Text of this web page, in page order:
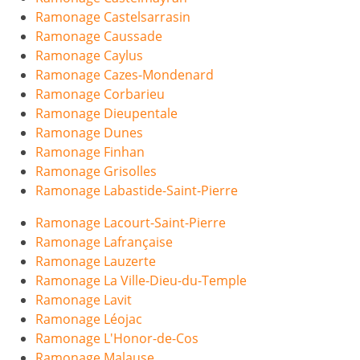
Ramonage Castelsarrasin
Ramonage Caussade
Ramonage Caylus
Ramonage Cazes-Mondenard
Ramonage Corbarieu
Ramonage Dieupentale
Ramonage Dunes
Ramonage Finhan
Ramonage Grisolles
Ramonage Labastide-Saint-Pierre
Ramonage Lacourt-Saint-Pierre
Ramonage Lafrançaise
Ramonage Lauzerte
Ramonage La Ville-Dieu-du-Temple
Ramonage Lavit
Ramonage Léojac
Ramonage L'Honor-de-Cos